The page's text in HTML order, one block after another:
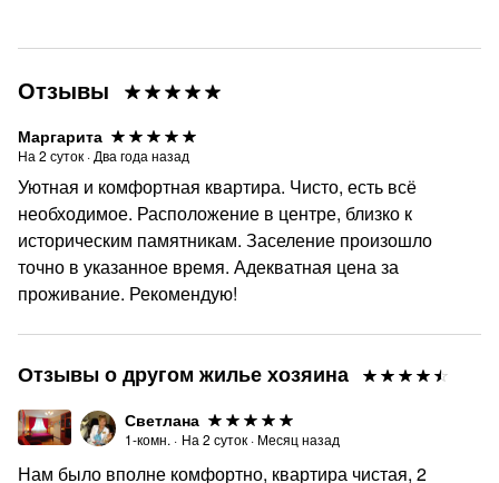
Отзывы
Маргарита
На 2 суток · Два года назад
Уютная и комфортная квартира. Чисто, есть всё
необходимое. Расположение в центре, близко к
историческим памятникам. Заселение произошло
точно в указанное время. Адекватная цена за
проживание. Рекомендую!
Отзывы о другом жилье хозяина
Светлана
1-комн. · На 2 суток · Месяц назад
Нам было вполне комфортно, квартира чистая, 2